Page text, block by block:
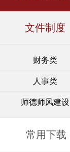
文件制度
财务类
人事类
师德师风建设
常用下载